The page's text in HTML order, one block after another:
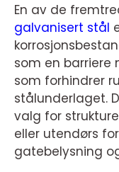
En av de
galvanisert stål
som en barriere
som forhindrer
stålunderlaget.
valg for
eller utendørs
gatebelysning